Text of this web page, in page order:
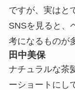
ですが、実はと
SNSを見ると、
考になるものが
田中美保
ナチュラルな茶
ーショートにし